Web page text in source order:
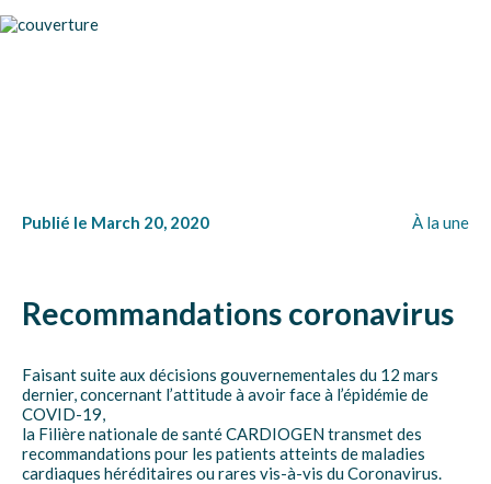
Publié le March 20, 2020 À la une
Recommandations coronavirus
Faisant suite aux décisions gouvernementales du 12 mars
dernier, concernant l’attitude à avoir face à l’épidémie de
COVID-19,
la Filière nationale de santé CARDIOGEN transmet des
recommandations pour les patients atteints de maladies
cardiaques héréditaires ou rares vis-à-vis du Coronavirus.